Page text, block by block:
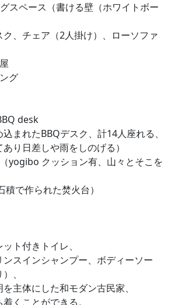
スペース（書ける壁（ホワイトボー
、チェア（2人掛け）、ローソファ
グ
desk
まれたBBQデスク、計14人座れる、
日差しや雨をしのげる）
クッション有、山々とそこを
で作られた焚火台）
ト付きトイレ、
スインシャンプー、ボディーソー
、
主体にした和モダン古民家、
くことができる。